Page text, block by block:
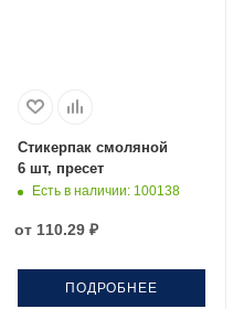
Стикерпак смоляной
6 шт, пресет
Есть в наличии: 100138
от 110.29 ₽
ПОДРОБНЕЕ